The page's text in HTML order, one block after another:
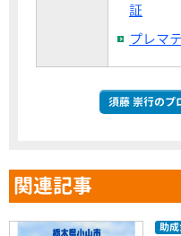
証
プレマ
須藤 崇行のプ
関連記事
助